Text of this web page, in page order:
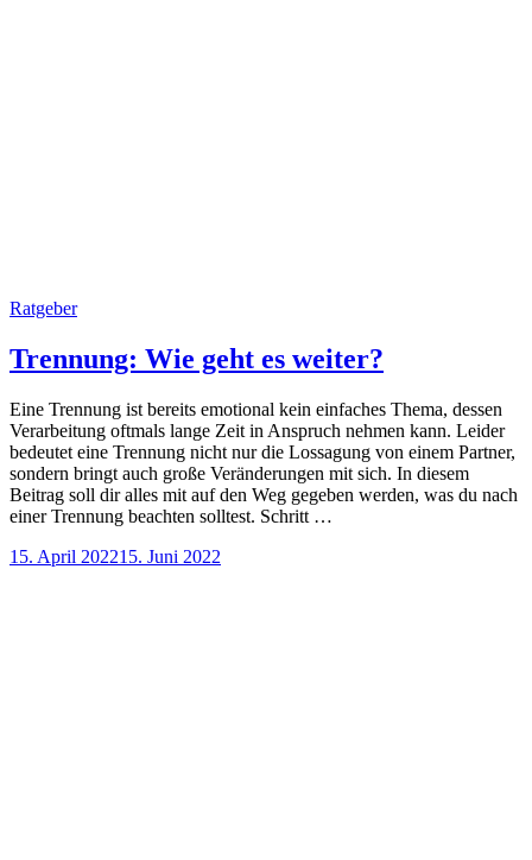
Ratgeber
Trennung: Wie geht es weiter?
Eine Trennung ist bereits emotional kein einfaches Thema, dessen
Verarbeitung oftmals lange Zeit in Anspruch nehmen kann. Leider
bedeutet eine Trennung nicht nur die Lossagung von einem Partner,
sondern bringt auch große Veränderungen mit sich. In diesem
Beitrag soll dir alles mit auf den Weg gegeben werden, was du nach
einer Trennung beachten solltest. Schritt …
15. April 202215. Juni 2022